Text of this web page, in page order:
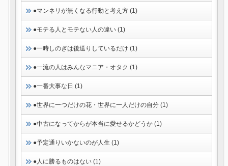
●マンネリが無くなる行動と考え方 (1)
●モテる人とモテない人の違い (1)
●一時しのぎは後送りしているだけ (1)
●一流の人はみんなマニア・オタク (1)
●一番大事な日 (1)
●世界に一つだけの花・世界に一人だけの自分 (1)
●中古になってからが本当に愛せるかどうか (1)
●予定通りいかないのが人生 (1)
●人に勝るものはない (1)